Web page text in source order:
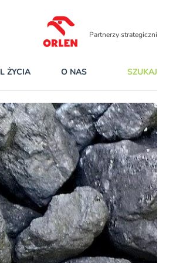
Partnerzy strategiczni
ŻYCIA O NAS SZUKAJ